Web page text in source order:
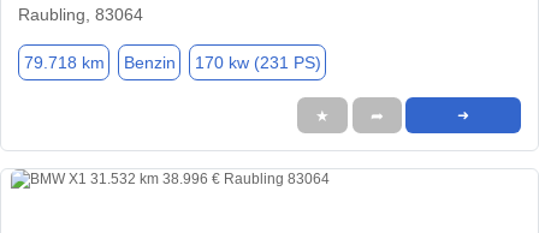
Raubling, 83064
79.718 km Benzin 170 kw (231 PS)
★ ➦ ➜